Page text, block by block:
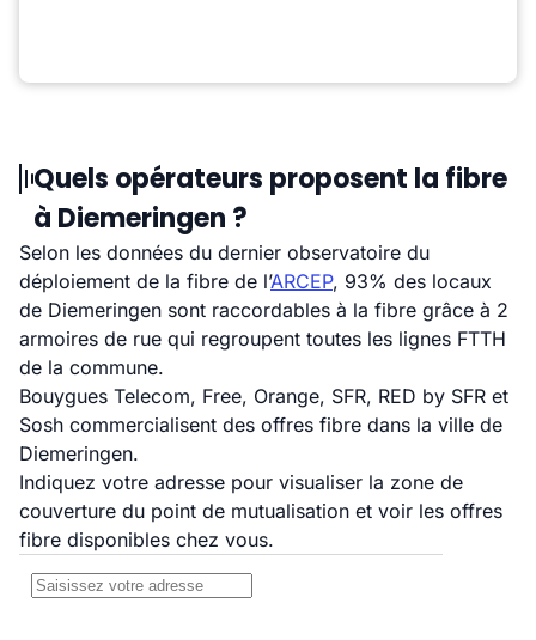
Quels opérateurs proposent la fibre
à Diemeringen ?
Selon les données du dernier observatoire du
déploiement de la fibre de l’ARCEP, 93% des locaux
de Diemeringen sont raccordables à la fibre grâce à 2
armoires de rue qui regroupent toutes les lignes FTTH
de la commune.
Bouygues Telecom, Free, Orange, SFR, RED by SFR et
Sosh commercialisent des offres fibre dans la ville de
Diemeringen.
Indiquez votre adresse pour visualiser la zone de
couverture du point de mutualisation et voir les offres
fibre disponibles chez vous.